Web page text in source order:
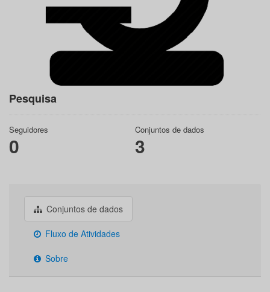
Pesquisa
Seguidores
0
Conjuntos de dados
3
Conjuntos de dados
Fluxo de Atividades
Sobre